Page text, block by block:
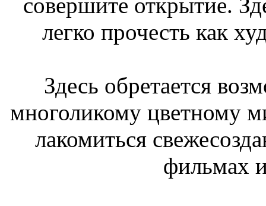
легко прочесть как
Здесь обретается
многоликому цветному
лакомиться
фильмах